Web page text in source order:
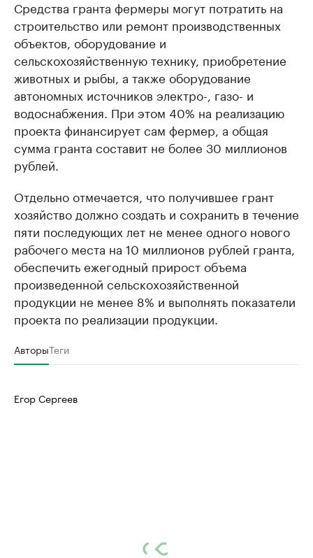
Средства гранта фермеры могут потратить на
строительство или ремонт производственных
объектов, оборудование и
сельскохозяйственную технику, приобретение
животных и рыбы, а также оборудование
автономных источников электро-, газо- и
водоснабжения. При этом 40% на реализацию
проекта финансирует сам фермер, а общая
сумма гранта составит не более 30 миллионов
рублей.
Отдельно отмечается, что получившее грант
хозяйство должно создать и сохранить в течение
пяти последующих лет не менее одного нового
рабочего места на 10 миллионов рублей гранта,
обеспечить ежегодный прирост объема
произведенной сельскохозяйственной
продукции не менее 8% и выполнять показатели
проекта по реализации продукции.
АвторыТеги
Егор Сергеев